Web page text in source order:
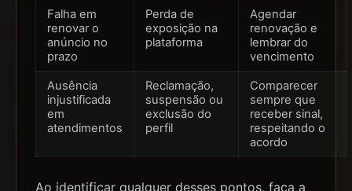
Falha em
renovar o
anúncio no
prazo
Perda de
exposição na
plataforma
Agendar
renovação e
lembrar do
vencimento
Ausência
injustificada
em
atendimentos
Reclamação,
suspensão ou
exclusão do
perfil
Comparecer
sempre que
receber sinal,
respeitando o
acordo
Ao identificar qualquer desses pontos, faça a